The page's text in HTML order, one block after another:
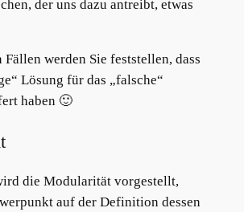
der uns dazu antreibt, etwas
Fällen werden Sie feststellen, dass
Lösung für das „falsche“
haben 🙂
die Modularität vorgestellt,
auf der Definition dessen